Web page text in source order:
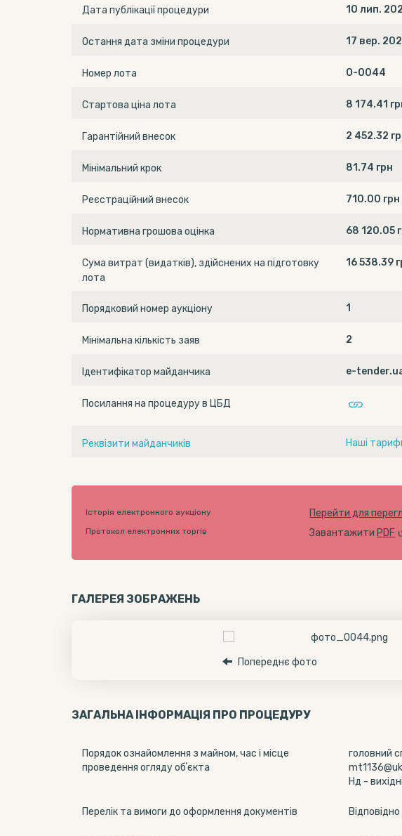
Дата публікації процедури 10 лип.
Остання дата зміни процедури 17 вер.
Номер лота О-0044
Стартова ціна лота 8 174.41
Гарантійний внесок 2 452.32
Мінімальний крок 81.74 грн
Реєстраційний внесок 710.00 грн
Нормативна грошова оцінка 68 120.05
Сума витрат (видатків), здійснених на підготовку
лота
16 538.39
Порядковий номер аукціону 1
Мінімальна кількість заяв 2
Ідентифікатор майданчика e-
Посилання на процедуру в ЦБД
Реквізити майданчиків Наші
Історія електронного аукціону Перейти для
Протокол електронних торгів Завантажити PDF
ГАЛЕРЕЯ ЗОБРАЖЕНЬ
Попереднє фото
ЗАГАЛЬНА ІНФОРМАЦІЯ ПРО ПРОЦЕДУРУ
Порядок ознайомлення з майном, час і місце
проведення огляду обʼєкта
головний
Нд -
Перелік та вимоги до оформлення документів